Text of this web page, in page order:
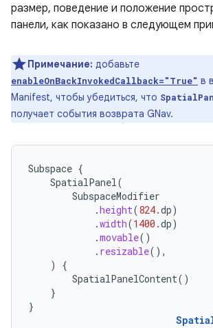
размер, поведение и положение
панели, как показано в следующем
Примечание: добавьте
enableOnBackInvokedCallback="True" в
Manifest, чтобы убедиться, что
получает события возврата GNav.
Subspace {
SpatialPanel(
SubspaceModifier
.height(824.dp)
.width(1400.dp)
.movable()
. resizable(),
)
{
SpatialPanelContent()
}
}